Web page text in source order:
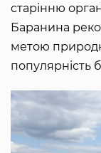
старінню
Баранина
метою
популярність